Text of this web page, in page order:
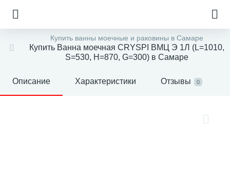
Купить ванны моечные и раковины в Самаре
Купить Ванна моечная CRYSPI ВМЦ Э 1Л (L=1010,
S=530, H=870, G=300) в Самаре
Описание Характеристики Отзывы 0